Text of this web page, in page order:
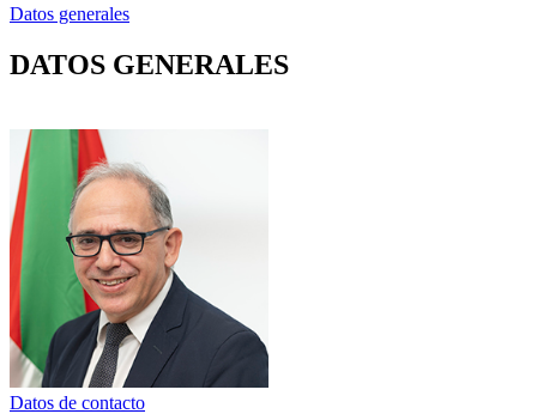
Datos generales
DATOS GENERALES
Datos de contacto